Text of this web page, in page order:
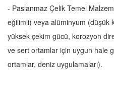
- Paslanmaz Çelik Temel
eğilimli) veya alüminyum (düşük
yüksek çekim gücü, korozyon
ve sert ortamlar için uygun hale
ortamlar, deniz uygulamaları).